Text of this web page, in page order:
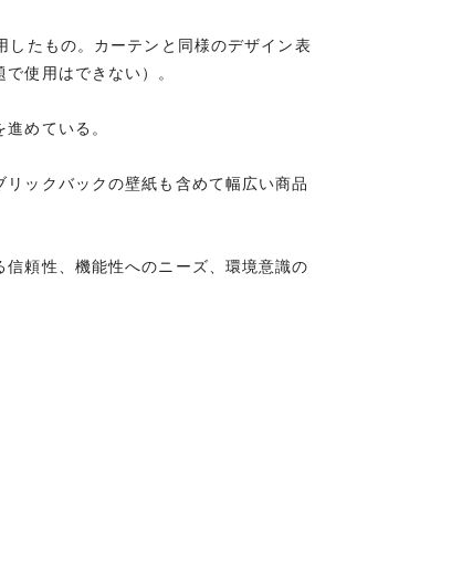
たもの。カーテンと同様のデザイン表
使用はできない）。
めている。
ックバックの壁紙も含めて幅広い商品
頼性、機能性へのニーズ、環境意識の